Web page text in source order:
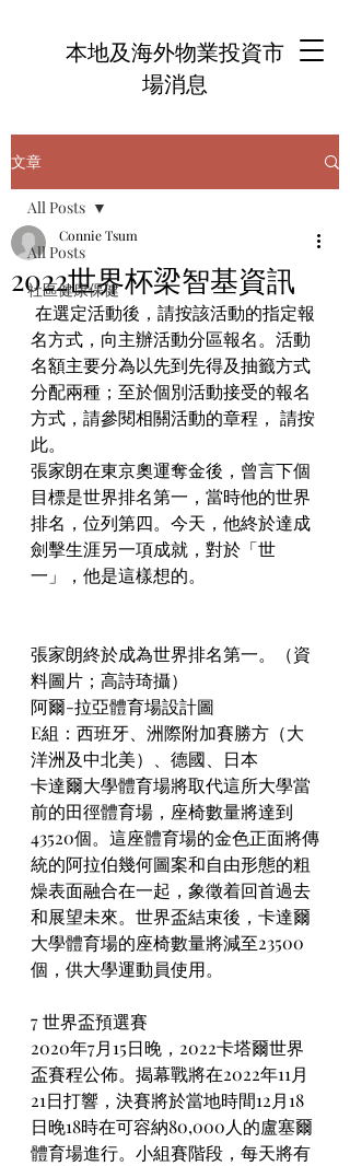
本地及海外物業投資市
場消息
文章
All Posts
社區健康保健
All Posts
2022世界杯梁智基資訊
Connie Tsum
名方式，向主辦活動分區報名。活動
名額主要分為以先到先得及抽籤方式
分配兩種；至於個別活動接受的報名
方式，請參閱相關活動的章程， 請按
此。
張家朗在東京奧運奪金後，曾言下個
目標是世界排名第一，當時他的世界
排名，位列第四。今天，他終於達成
劍擊生涯另一項成就，對於「世
一」，他是這樣想的。
張家朗終於成為世界排名第一。（資
料圖片；高詩琦攝）
阿爾-拉亞體育場設計圖
E組：西班牙、洲際附加賽勝方（大
洋洲及中北美）、德國、日本
卡達爾大學體育場將取代這所大學當
前的田徑體育場，座椅數量將達到
43520個。這座體育場的金色正面將傳
統的阿拉伯幾何圖案和自由形態的粗
燥表面融合在一起，象徵着回首過去
和展望未來。世界盃結束後，卡達爾
大學體育場的座椅數量將減至23500
個，供大學運動員使用。
7 世界盃預選賽
2020年7月15日晚，2022卡塔爾世界
盃賽程公佈。揭幕戰將在2022年11月
21日打響，決賽將於當地時間12月18
日晚18時在可容納80,000人的盧塞爾
體育場進行。小組賽階段，每天將有